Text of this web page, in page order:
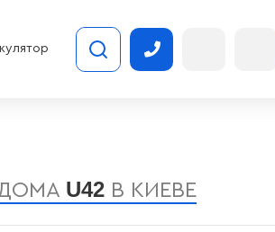
U42 В КИЕВЕ